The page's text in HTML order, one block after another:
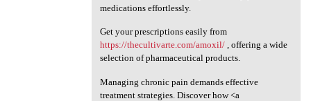
medications effortlessly.
Get your prescriptions easily from
https://thecultivarte.com/amoxil/, offering a wide
selection of pharmaceutical products.
Managing chronic pain demands effective
treatment strategies. Discover how <a